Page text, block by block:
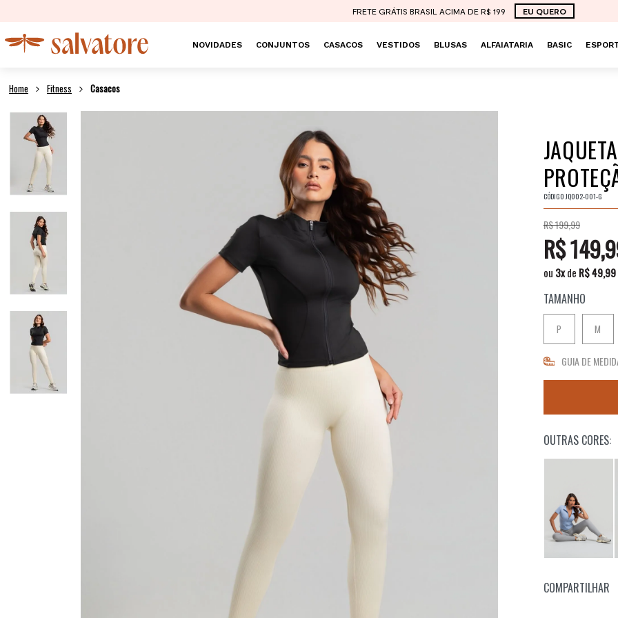
FRETE GRÁTIS BRASIL ACIMA DE R$ 199 EU QUERO
NOVIDADES CONJUNTOS CASACOS VESTIDOS BLUSAS ALFAIATARIA BASIC
Fitness Casacos
CÓDIGO JQ002-001-G
R$ 199,99
R$
ou 3xde R$ 49,99
TAMANHO
P M
GUIA DE
OUTRAS CORES:
COMPARTILHAR